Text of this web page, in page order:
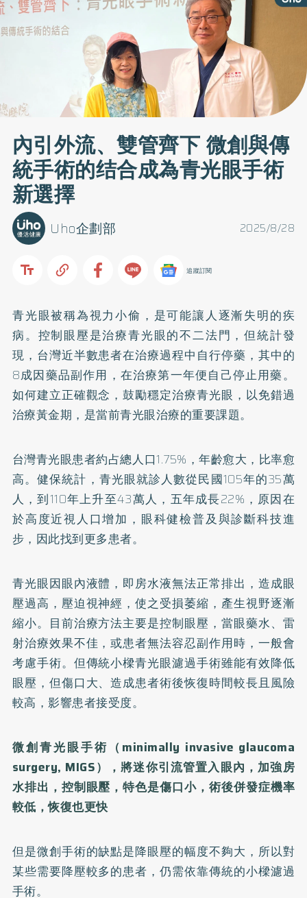
內引外流、雙管齊下 微創與傳
統手術的结合成為青光眼手術
新選擇
2025/8/28
Uho企劃部
追蹤訂閱
青光眼被稱為視力小偷，是可能讓人逐漸失明的疾
病。控制眼壓是治療青光眼的不二法門，但統計發
現，台灣近半數患者在治療過程中自行停藥，其中的
8成因藥品副作用，在治療第一年便自己停止用藥。
如何建立正確觀念，鼓勵穩定治療青光眼，以免錯過
治療黃金期，是當前青光眼治療的重要課題。
台灣青光眼患者約占總人口1.75%，年齡愈大，比率愈
高。健保統計，青光眼就診人數從民國105年的35萬
人，到110年上升至43萬人，五年成長22%，原因在
於高度近視人口增加，眼科健檢普及與診斷科技進
步，因此找到更多患者。
青光眼因眼內液體，即房水液無法正常排出，造成眼
壓過高，壓迫視神經，使之受損萎縮，產生視野逐漸
縮小。目前治療方法主要是控制眼壓，當眼藥水、雷
射治療效果不佳，或患者無法容忍副作用時，一般會
考慮手術。但傳統小樑青光眼濾過手術雖能有效降低
眼壓，但傷口大、造成患者術後恢復時間較長且風險
較高，影響患者接受度。
微創青光眼手術（minimally invasive glaucoma
surgery, MIGS），將迷你引流管置入眼內，加強房
水排出，控制眼壓，特色是傷口小，術後併發症機率
較低，恢復也更快
但是微創手術的缺點是降眼壓的幅度不夠大，所以對
某些需要降壓較多的患者，仍需依靠傳統的小樑濾過
手術。